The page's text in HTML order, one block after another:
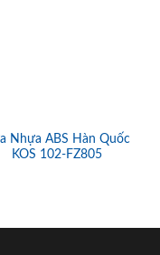
Nhựa ABS Hàn Quốc
KOS 102-FZ805